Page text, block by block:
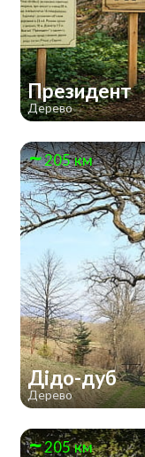
Президент
Дерево
205 км
Дідо-дуб
Дерево
205 км